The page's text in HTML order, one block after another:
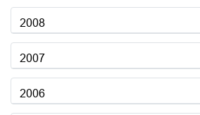
2008
2007
2006